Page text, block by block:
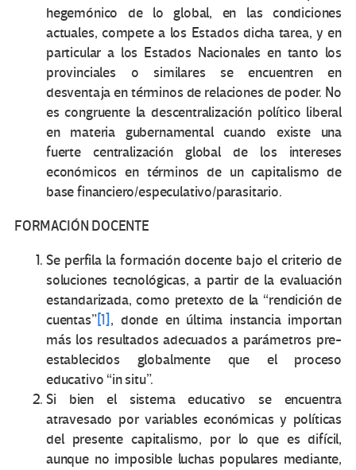
hegemónico de lo global, en las condiciones
actuales, compete a los Estados dicha tarea, y en
particular a los Estados Nacionales en tanto los
provinciales o similares se encuentren en
desventaja en términos de relaciones de poder. No
es congruente la descentralización político liberal
en materia gubernamental cuando existe una
fuerte centralización global de los intereses
económicos en términos de un capitalismo de
base financiero/especulativo/parasitario.
FORMACIÓN DOCENTE
Se perfila la formación docente bajo el criterio de
soluciones tecnológicas, a partir de la evaluación
estandarizada, como pretexto de la “rendición de
cuentas”[1], donde en última instancia importan
más los resultados adecuados a parámetros pre-
establecidos globalmente que el proceso
educativo “in situ”.
Si bien el sistema educativo se encuentra
atravesado por variables económicas y políticas
del presente capitalismo, por lo que es difícil,
aunque no imposible luchas populares mediante,